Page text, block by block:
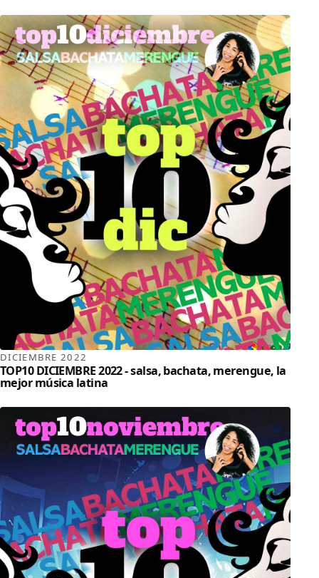
DICIEMBRE 2022
TOP10 DICIEMBRE 2022 - salsa, bachata, merengue, la
mejor música latina